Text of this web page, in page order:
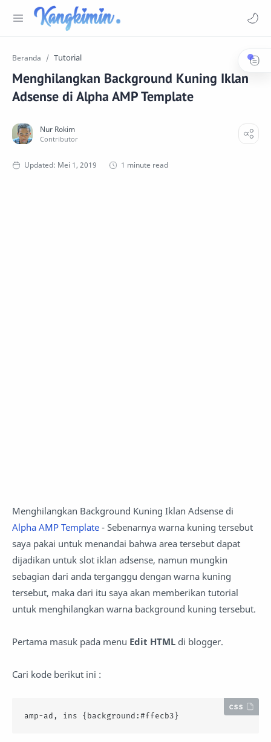
Beranda Tutorial
Menghilangkan Background Kuning Iklan
Adsense di Alpha AMP Template
1 minute read
Menghilangkan Background Kuning Iklan Adsense di
Alpha AMP Template - Sebenarnya warna kuning tersebut
saya pakai untuk menandai bahwa area tersebut dapat
dijadikan untuk slot iklan adsense, namun mungkin
sebagian dari anda terganggu dengan warna kuning
tersebut, maka dari itu saya akan memberikan tutorial
untuk menghilangkan warna background kuning tersebut.
Pertama masuk pada menu Edit HTML di blogger.
Cari kode berikut ini :
css
amp-ad , ins { background : #ffecb3 }